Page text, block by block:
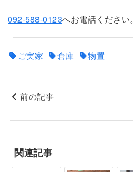
092-588-0123へお電話ください。
ご実家 倉庫 物置
前の記事
関連記事